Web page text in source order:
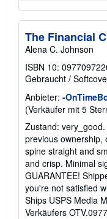
The Financial
Alena C. Johnson
ISBN 10:
Gebraucht /
Anbieter: -
(Verkäufer mit 5
Zustand:
previous ownership,
spine straight and
and crisp. Minimal
GUARANTEE!
you're not satisfied
Ships USPS Media
Verkäufers